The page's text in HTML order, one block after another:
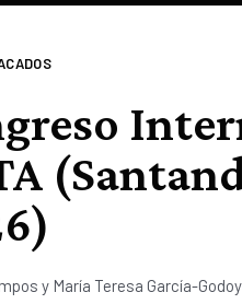
y María Teresa García-